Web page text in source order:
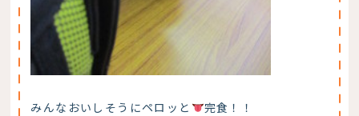
みんなおいしそうにペロッと 完食！！